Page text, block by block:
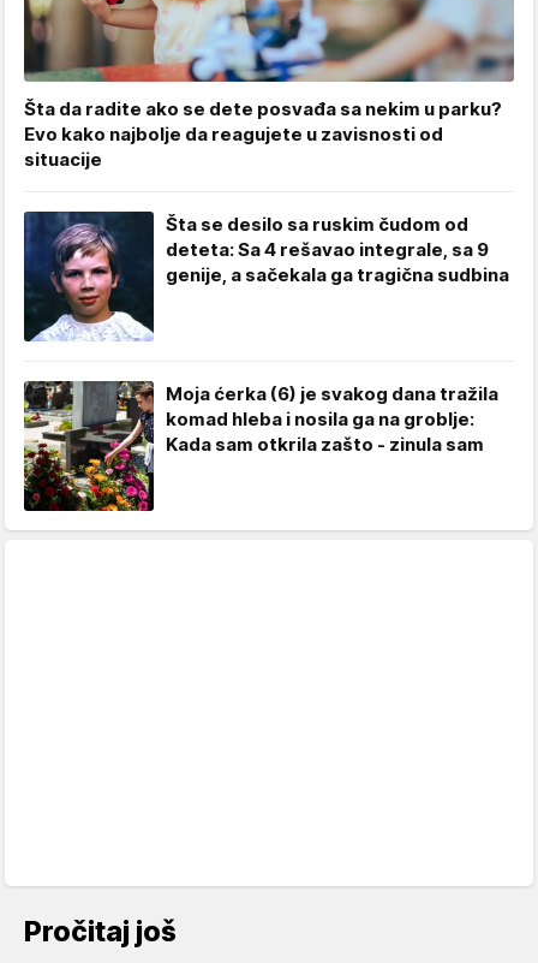
Šta da radite ako se dete posvađa sa nekim u parku?
Evo kako najbolje da reagujete u zavisnosti od
situacije
Šta se desilo sa ruskim čudom od
deteta: Sa 4 rešavao integrale, sa 9
genije, a sačekala ga tragična sudbina
Moja ćerka (6) je svakog dana tražila
komad hleba i nosila ga na groblje:
Kada sam otkrila zašto - zinula sam
Pročitaj još